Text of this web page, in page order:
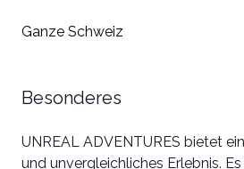
Ganze Schweiz
Besonderes
UNREAL ADVENTURES bietet
und unvergleichliches Erlebnis.